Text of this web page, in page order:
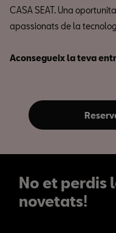
CASA SEAT. Una
apassionats de la
Aconsegueix la teva
No et perdis
novetats!